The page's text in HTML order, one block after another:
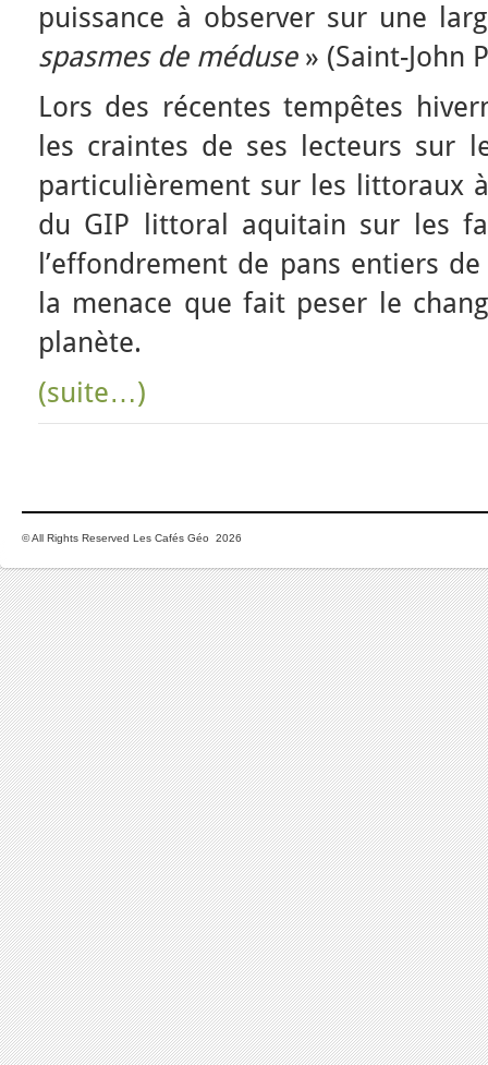
puissance à observer sur une
spasmes de méduse» (Saint-John
Lors des récentes tempêtes
les craintes de ses lecteurs sur
particulièrement sur les littoraux
du GIP littoral aquitain sur les
l’effondrement de pans entiers
la menace que fait peser le
planète.
(suite…)
© All Rights Reserved Les Cafés Géo 2026